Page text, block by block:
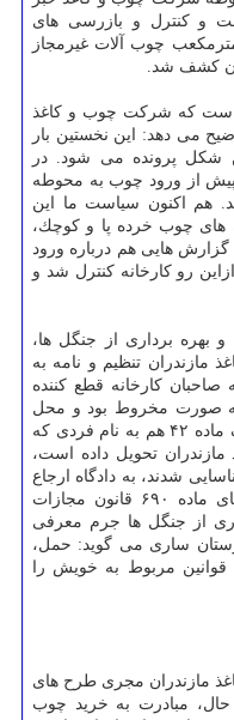
و كنترل و بازرسی های
۵۰ استر، هیزم به همراه ۱۸ مترمكعب چوب آلات غیرمجاز
كشف شد.
است كه شركت چوب و كاغذ
می دهد: این نخستین بار
شكل پرونده می شود. در
از ورود چوب به محوطه
هم اكنون سیاست ما این
های چوب خرده پا و كوچك،
هایی هم درباره ورود
رو كارخانه كنترل شد و
بهره برداری از جنگل ها،
كاغذ مازندران تنظیم و نامه به
كارخانه قطع كننده
صورت مخروط بود و محل
قطع خیلی قابل شناسایی نیست، تخلف ماده ۴۲ هم به نام فردی كه
تحویل داده است،
شدند، به دادگاه ارجاع
شوند. او خرید چوب قاچاق را بر مبنای ماده ۶۹۰ قانون مجازات
از جنگل ها جرم معرفی
ساری می گوید: حمل،
مربوط به خویش را
مازندران مجری طرح های
مبادرت به خرید چوب